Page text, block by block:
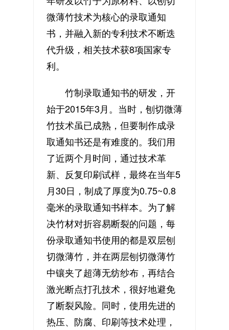
微薄竹技术为核心的录取通知
书，并融入新的专利技术不断迭
代升级，相关技术获8项国家专
利。
竹制录取通知书的研发，开
始于2015年3月。当时，刨切微薄
竹技术虽已成熟，但要制作成录
取通知书还是有难度的。我们用
了近两个月时间，通过技术革
新、反复印刷试样，最终在当年5
月30日，制成了厚度为0.75~0.8
毫米的录取通知书样本。为了解
决竹材对折容易断裂的问题，每
份录取通知书使用的都是双层刨
切微薄竹，并在两层刨切微薄竹
中镶夹了超薄无纺纱布，再结合
激光断点打孔技术，很好地避免
了断裂风险。同时，使用先进的
热压、防腐、印刷等技术处理，